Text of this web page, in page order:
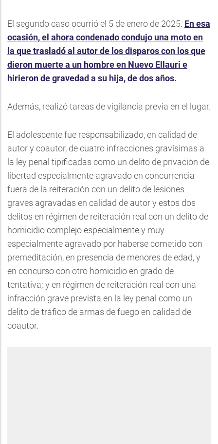
El segundo caso ocurrió el 5 de enero de 2025. En esa
ocasión, el ahora condenado condujo una moto en
la que trasladó al autor de los disparos con los que
dieron muerte a un hombre en Nuevo Ellauri e
hirieron de gravedad a su hija, de dos años.
Además, realizó tareas de vigilancia previa en el lugar.
El adolescente fue responsabilizado, en calidad de
autor y coautor, de cuatro infracciones gravísimas a
la ley penal tipificadas como un delito de privación de
libertad especialmente agravado en concurrencia
fuera de la reiteración con un delito de lesiones
graves agravadas en calidad de autor y estos dos
delitos en régimen de reiteración real con un delito de
homicidio complejo especialmente y muy
especialmente agravado por haberse cometido con
premeditación, en presencia de menores de edad, y
en concurso con otro homicidio en grado de
tentativa; y en régimen de reiteración real con una
infracción grave prevista en la ley penal como un
delito de tráfico de armas de fuego en calidad de
coautor.